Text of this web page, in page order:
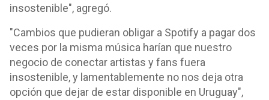
insostenible", agregó.
"Cambios que pudieran obligar a Spotify a pagar dos
veces por la misma música harían que nuestro
negocio de conectar artistas y fans fuera
insostenible, y lamentablemente no nos deja otra
opción que dejar de estar disponible en Uruguay",